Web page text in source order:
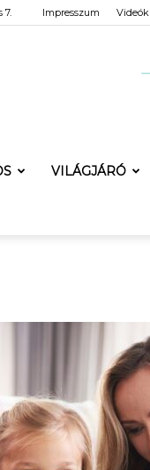
7. Impresszum Videók
VILÁGJÁRÓ